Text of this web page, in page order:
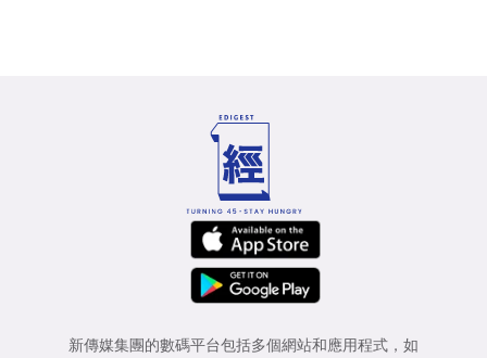
新傳媒集團的數碼平台包括多個網站和應用程式，如